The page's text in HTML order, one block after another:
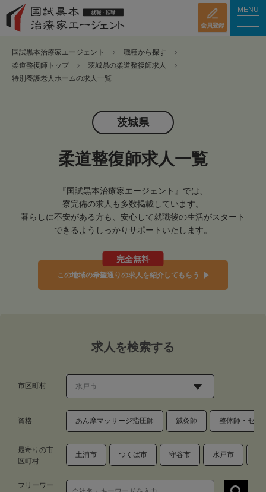
会員登録
MENU
国試黒本治療家エージェント
職種から探す
柔道整復師トップ
茨城県の柔道整復師求人
特別養護老人ホームの求人一覧
茨城県
柔道整復師求人一覧
『国試黒本治療家エージェント』では、
寮完備の求人も多数掲載しています。
暮らしに不安がある方も、安心して就職後の生活がスタート
できるようしっかりサポートいたします。
完全無料
この地域の希望通りの求人を紹介してもらう
求人を検索する
市区町村
資格 あん摩マッサージ指圧師 鍼灸師 整体師・セラ
最寄りの市
区町村
土浦市 つくば市 守谷市 水戸市
フリーワー